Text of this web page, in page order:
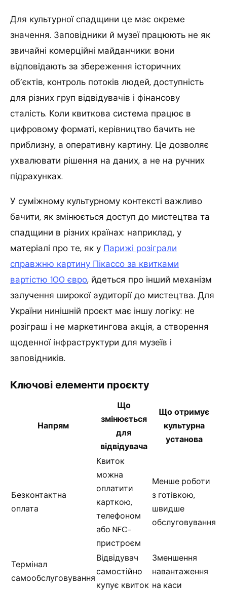
Для культурної спадщини це має окреме
значення. Заповідники й музеї працюють не як
звичайні комерційні майданчики: вони
відповідають за збереження історичних
об’єктів, контроль потоків людей, доступність
для різних груп відвідувачів і фінансову
сталість. Коли квиткова система працює в
цифровому форматі, керівництво бачить не
приблизну, а оперативну картину. Це дозволяє
ухвалювати рішення на даних, а не на ручних
підрахунках.
У суміжному культурному контексті важливо
бачити, як змінюється доступ до мистецтва та
спадщини в різних країнах: наприклад, у
матеріалі про те, як у Парижі розіграли
справжню картину Пікассо за квитками
вартістю 100 євро, йдеться про інший механізм
залучення широкої аудиторії до мистецтва. Для
України нинішній проєкт має іншу логіку: не
розіграш і не маркетингова акція, а створення
щоденної інфраструктури для музеїв і
заповідників.
Ключові елементи проєкту
Напрям
Що
змінюється
для
відвідувача
Що отримує
культурна
установа
Безконтактна
оплата
Квиток
можна
оплатити
карткою,
телефоном
або NFC-
пристроєм
Менше роботи
з готівкою,
швидше
обслуговування
Термінал
самообслуговування
Відвідувач
самостійно
купує квиток
Зменшення
навантаження
на каси